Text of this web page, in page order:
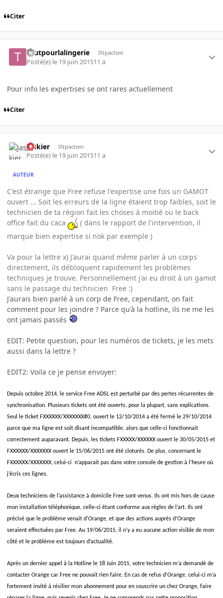
Citer
toutpourlalingerie INpactien
Posté(e) le 19 juin 201511 a
Pour info les expertises se ont rares actuellement
Citer
Jaskier INpactien
Posté(e) le 19 juin 201511 a
AUTEUR
C'est étrange que Free refuse l'expertise une fois un GAMOT
ouvert ... Soit les erreurs de la ligne étaient trop faibles, soit le
technicien de ta région fait les choses à moitié ou le back
office fait du caca
( dans le rapport de l'intervention, il
marque bien expertise si nok par exemple )
Va pour la lettre x) J'aurai quand même parler à un corps
directement, ils débloquent rapidement les problèmes
techniques je trouve. Personnellement j'ai eu droit à un gamot
sans le passage du technicien Free :)
J'aurais bien parlé à un corp de Free, cependant, on fait
comment pour les joindre ? Parce qu'à la hotline, ils ne me les
ont jamais passés
EDIT: Petite question, pour les numéros de tickets, je les mets
aussi dans la lettre ?
EDIT2: Voila ce je pense envoyer:
Depuis octobre 2014, le service Free ADSL est perturbé par des pertes récurrentes de
synchronisation. Plusieurs tickets ont été ouverts, pour la plupart, sans explications.
Seul le ticket FXXXXXX/XXXXXXX#0, ouvert le 12/10/2014 a été fermé le 29/10/2014
parce que ma ligne est soit disant incompatible, alors que celle-ci fonctionnait
correctement auparavant. Depuis, les tickets FXXXXX/XXXXXX ouvert le 30/05/2015 et
FXXXXXX/XXXXXXX ouvert le 15/06/2015 ont été cloturés. De plus, concernant le
FXXXXXX/XXXXXXX, celui-ci n’apparait pas dans votre console de gestion à l’heure où
j’écris ces lignes.
Deux techniciens de l’assistance à domicile Free sont venus. Ils ont mis hors de cause
mon installation téléphonique, celle-ci étant conforme aux règles de l’art. Ils ont
précisé que le problème venait d'Orange, et que des actions auprès d’Orange
seraient effectuées par Free. Au 19/06/2015, il n’y a eu aucune action visible de mon
côté et le problème est toujours d’actualité.
Après un dernier appel à la Hotline le 18 Juin 2015, votre technicien m’a demandé de
contacter Orange car Free ne pouvait rien faire. En cas de refus d’Orange, celui-ci m’a
fortement invité à résilier mon abonnement pour en souscrire un chez Orange, faire